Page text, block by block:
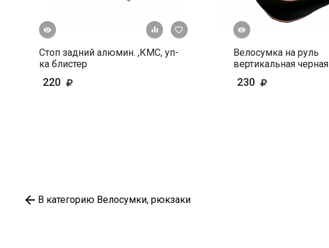
+ К сравнению
В избранное
Стоп задний алюмин. ,КМС, уп-
ка блистер
220
Быстрый просмотр
Велосумка на руль
вертикальная черная
230
В категорию Велосумки, рюкзаки